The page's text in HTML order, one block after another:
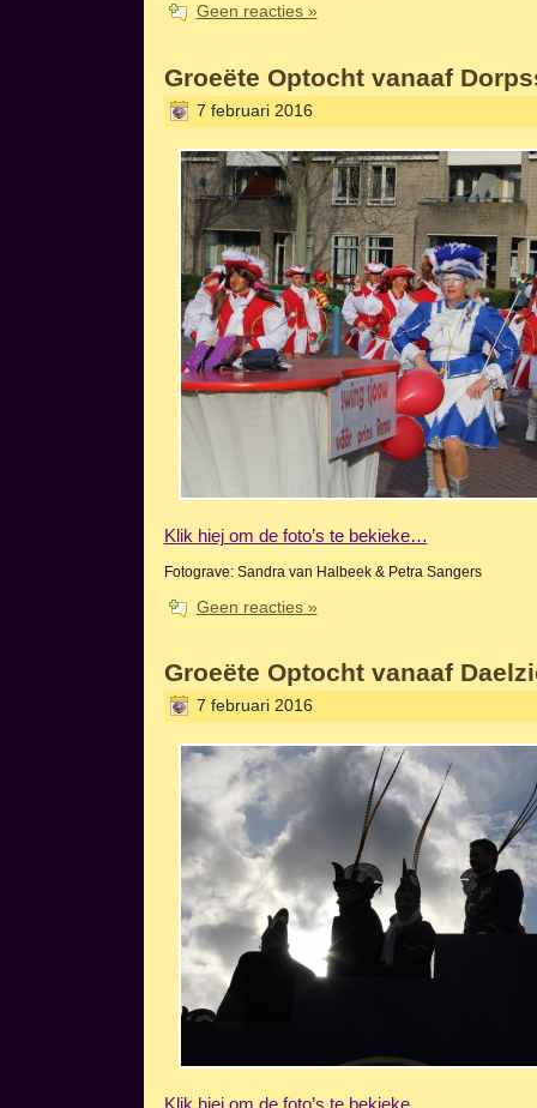
Geen reacties »
Groeëte Optocht vanaaf
7 februari 2016
Klik hiej om de foto’s te bekieke…
Fotograve: Sandra van Halbeek & Petra Sangers
Geen reacties »
Groeëte Optocht vanaaf
7 februari 2016
Klik hiej om de foto’s te bekieke…